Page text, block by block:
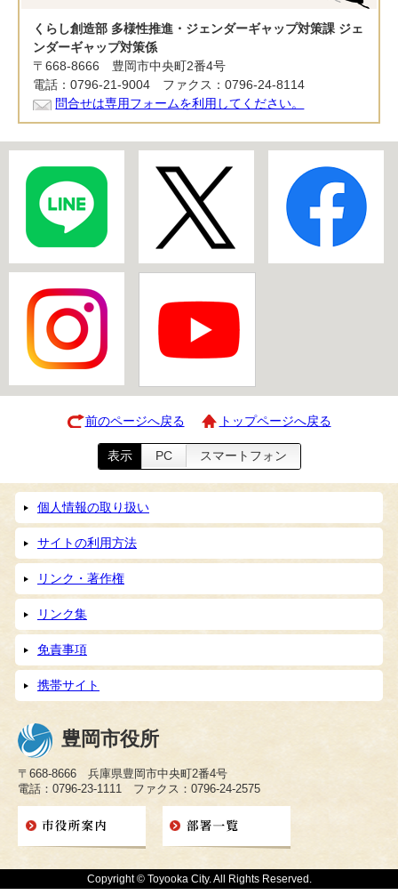
くらし創造部 多様性推進・ジェンダーギャップ対策課 ジェ
ンダーギャップ対策係
〒668-8666 豊岡市中央町2番4号
電話：0796-21-9004 ファクス：0796-24-8114
問合せは専用フォームを利用してください。
前のページへ戻る トップページへ戻る
表示 PC スマートフォン
個人情報の取り扱い
サイトの利用方法
リンク・著作権
リンク集
免責事項
携帯サイト
豊岡市役所
〒668-8666 兵庫県豊岡市中央町2番4号
電話：0796-23-1111 ファクス：0796-24-2575
Copyright © Toyooka City. All Rights Reserved.